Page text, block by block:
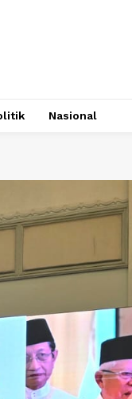
Nasional